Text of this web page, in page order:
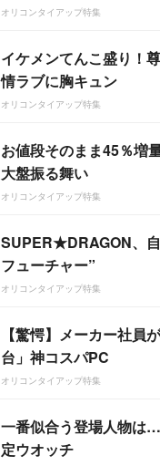
オリコンタイアップ特集
イケメンてんこ盛り！
情ラブに胸キュン
オリコンタイアップ特集
お値段そのまま45％増
大盤振る舞い
オリコンタイアップ特集
SUPER★DRAGON、
フューチャー”
オリコンタイアップ特集
【驚愕】メーカー社員
台」神コスパPC
オリコンタイアップ特集
一番似合う登場人物は
定ウオッチ